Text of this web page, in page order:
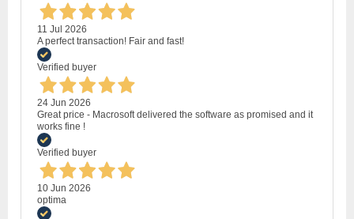
11 Jul 2026
A perfect transaction! Fair and fast!
Verified buyer
24 Jun 2026
Great price - Macrosoft delivered the software as promised and it
works fine !
Verified buyer
10 Jun 2026
optima